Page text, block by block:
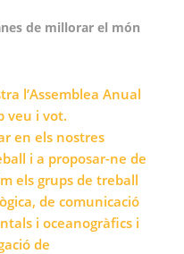
de millorar el món
l’Assemblea Anual
veu i vot.
en els nostres
i a proposar-ne de
els grups de treball
de comunicació
i oceanogràfics i
de